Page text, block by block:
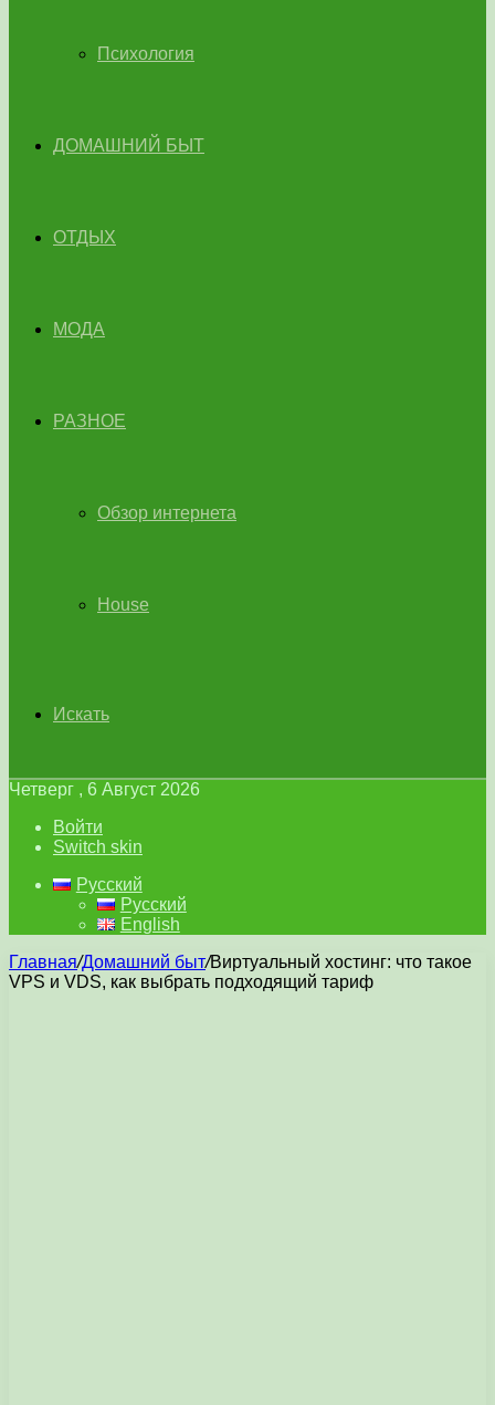
Психология
ДОМАШНИЙ БЫТ
ОТДЫХ
МОДА
РАЗНОЕ
Обзор интернета
House
Искать
Четверг , 6 Август 2026
Войти
Switch skin
Русский
Русский
English
Главная/Домашний быт/Виртуальный хостинг: что такое
VPS и VDS, как выбрать подходящий тариф